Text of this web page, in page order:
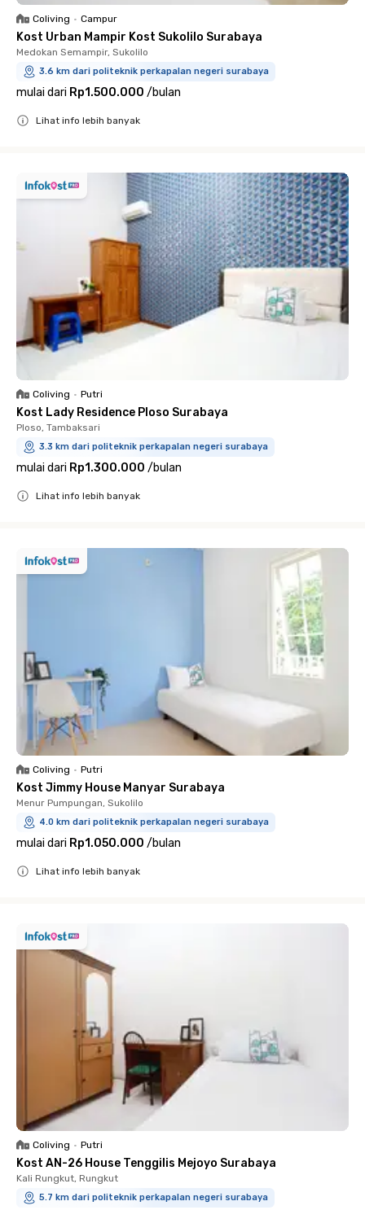
Coliving • Campur
Kost Urban Mampir Kost Sukolilo Surabaya
Medokan Semampir, Sukolilo
3.6 km dari politeknik perkapalan negeri surabaya
mulai dari Rp1.500.000 /bulan
Lihat info lebih banyak
Coliving • Putri
Kost Lady Residence Ploso Surabaya
Ploso, Tambaksari
3.3 km dari politeknik perkapalan negeri surabaya
mulai dari Rp1.300.000 /bulan
Lihat info lebih banyak
Coliving • Putri
Kost Jimmy House Manyar Surabaya
Menur Pumpungan, Sukolilo
4.0 km dari politeknik perkapalan negeri surabaya
mulai dari Rp1.050.000 /bulan
Lihat info lebih banyak
Coliving • Putri
Kost AN-26 House Tenggilis Mejoyo Surabaya
Kali Rungkut, Rungkut
5.7 km dari politeknik perkapalan negeri surabaya